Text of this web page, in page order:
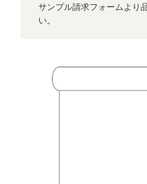
サンプル請求フォームより
い。